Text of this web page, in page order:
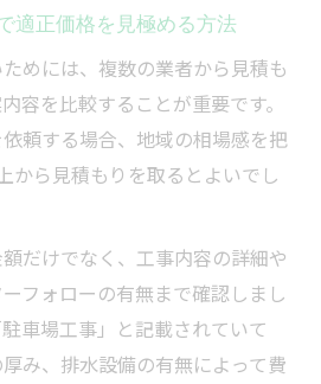
適正価格を見極める方法
めには、複数の業者から見積も
容を比較することが重要です。
頼する場合、地域の相場感を把
から見積もりを取るとよいでし
だけでなく、工事内容の詳細や
フォローの有無まで確認しまし
車場工事」と記載されていて
み、排水設備の有無によって費